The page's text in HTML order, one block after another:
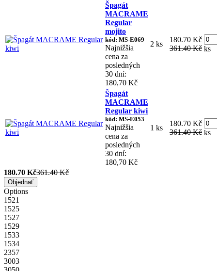
Špagát
MACRAME
Regular
mojito
kód: MS-E069
Najnižšia
cena za
posledných
30 dní:
180,70 Kč
2 ks
180.70 Kč
361.40 Kč ks
Špagát
MACRAME
Regular kiwi
kód: MS-E053
Najnižšia
cena za
posledných
30 dní:
180,70 Kč
1 ks
180.70 Kč
361.40 Kč ks
180.70 Kč361.40 Kč
Objednať
Options
1521
1525
1527
1529
1533
1534
2357
3003